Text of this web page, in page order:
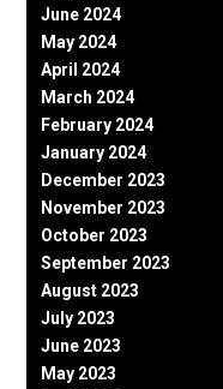
June 2024
May 2024
April 2024
March 2024
February 2024
January 2024
December 2023
November 2023
October 2023
September 2023
August 2023
July 2023
June 2023
May 2023